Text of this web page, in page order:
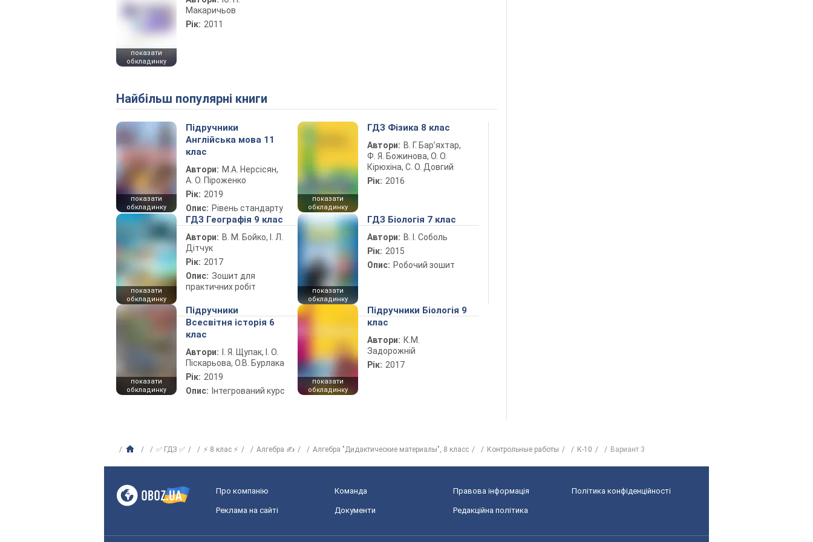
показати
обкладинку
Макаричьов
Рік: 2011
Найбільш популярні книги
показати
обкладинку
Підручники
Англійська мова 11
клас
Автори: М.А. Нерсісян,
А. О. Піроженко
Рік: 2019
Опис: Рівень стандарту
показати
обкладинку
ГДЗ Фізика 8 клас
Автори: В. Г. Бар’яхтар,
Ф. Я. Божинова, О. О.
Кірюхіна, С. О. Довгий
Рік: 2016
показати
обкладинку
ГДЗ Географія 9 клас
Автори: В. М. Бойко, І. Л.
Дітчук
Рік: 2017
Опис: Зошит для
практичних робіт
показати
обкладинку
ГДЗ Біологія 7 клас
Автори: В. І. Соболь
Рік: 2015
Опис: Робочий зошит
показати
обкладинку
Підручники
Всесвітня історія 6
клас
Автори:
І. Я. Щупак, І. О.
Піскарьова, О.В. Бурлака
Рік: 2019
Опис: Інтегрований курс
показати
обкладинку
Підручники Біологія 9
клас
Автори: К.М.
Задорожній
Рік: 2017
✅ ГДЗ ✅ ⚡ 8 клас ⚡ Алгебра ✍ Алгебра "Дидактические материалы", 8 класс Контрольные работы К-10 Вариант 3
Про компанію Команда Правова інформація Політика конфіденційності
Реклама на сайті Документи Редакційна політика